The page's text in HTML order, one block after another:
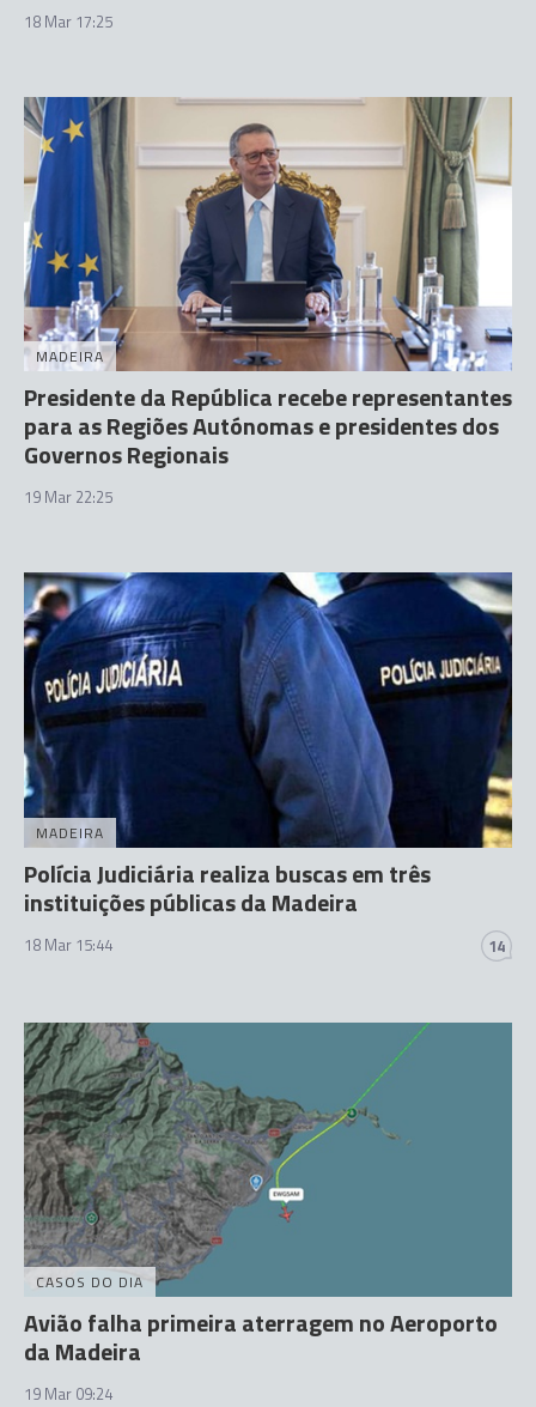
18 Mar 17:25
MADEIRA
Presidente da República recebe representantes
para as Regiões Autónomas e presidentes dos
Governos Regionais
19 Mar 22:25
MADEIRA
Polícia Judiciária realiza buscas em três
instituições públicas da Madeira
18 Mar 15:44 14
CASOS DO DIA
Avião falha primeira aterragem no Aeroporto
da Madeira
19 Mar 09:24